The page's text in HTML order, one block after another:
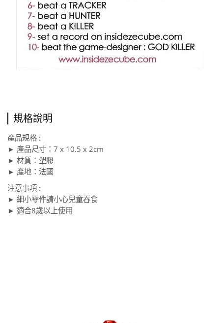
規格說明
產品規格 :
► 產品尺寸：7 x 10.5 x 2cm
► 材質：塑膠
► 產地：法國
注意事項 :
► 細小零件請小心兒童吞食
► 適合8歲以上使用